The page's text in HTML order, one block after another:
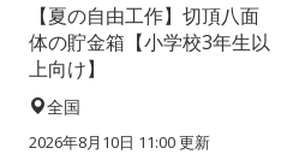
【夏の自由工作】切頂八面
体の貯金箱【小学校3年生以
上向け】
全国
2026年8月10日 11:00更新